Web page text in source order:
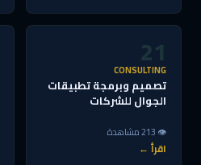
21
CONSULTING
تصميم وبرمجة تطبيقات
الجوال للشركات
👁 213 مشاهدة
اقرأ ←